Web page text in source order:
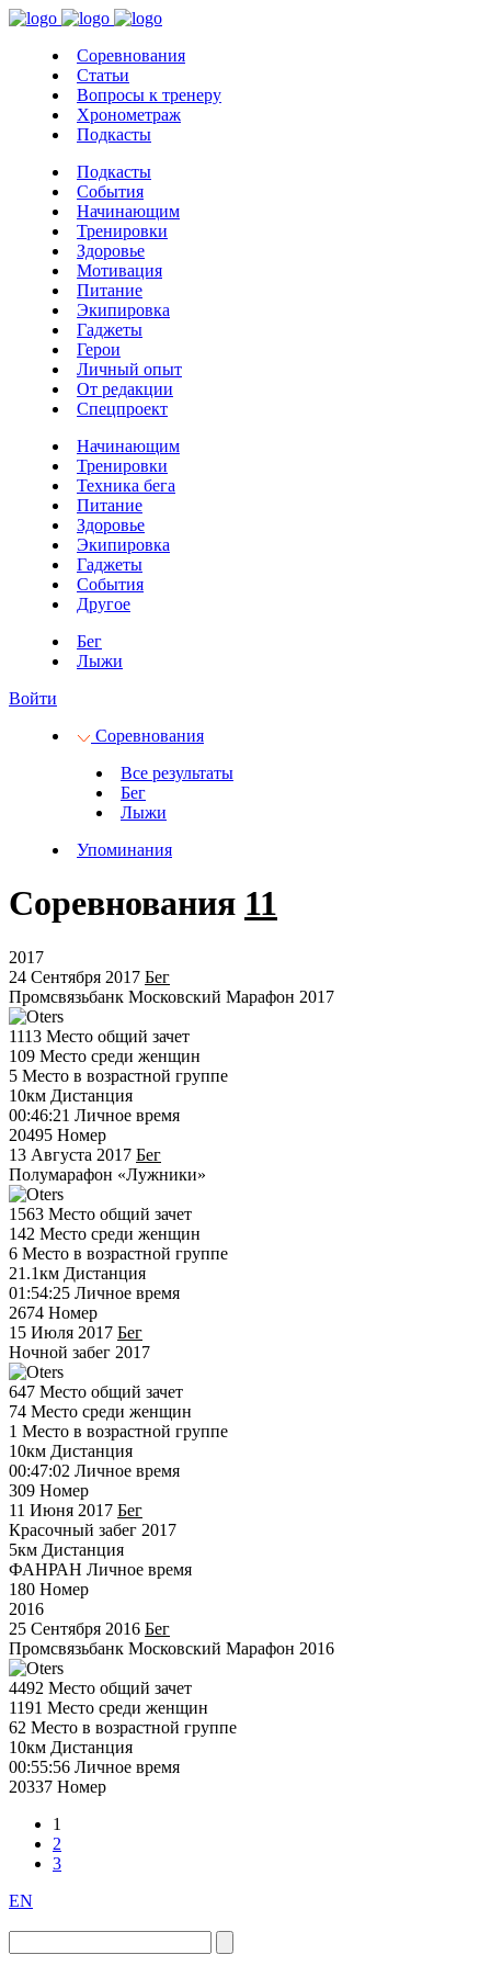
Соревнования
Статьи
Вопросы к тренеру
Хронометраж
Подкасты
Подкасты
События
Начинающим
Тренировки
Здоровье
Мотивация
Питание
Экипировка
Гаджеты
Герои
Личный опыт
От редакции
Спецпроект
Начинающим
Тренировки
Техника бега
Питание
Здоровье
Экипировка
Гаджеты
События
Другое
Бег
Лыжи
Войти
Соревнования
Все результаты
Бег
Лыжи
Упоминания
Соревнования 11
2017
24 Сентября 2017 Бег
Промсвязьбанк Московский Марафон 2017
1113 Место общий зачет
109 Место среди женщин
5 Место в возрастной группе
10км Дистанция
00:46:21 Личное время
20495 Номер
13 Августа 2017 Бег
Полумарафон «Лужники»
1563 Место общий зачет
142 Место среди женщин
6 Место в возрастной группе
21.1км Дистанция
01:54:25 Личное время
2674 Номер
15 Июля 2017 Бег
Ночной забег 2017
647 Место общий зачет
74 Место среди женщин
1 Место в возрастной группе
10км Дистанция
00:47:02 Личное время
309 Номер
11 Июня 2017 Бег
Красочный забег 2017
5км Дистанция
ФАНРАН Личное время
180 Номер
2016
25 Сентября 2016 Бег
Промсвязьбанк Московский Марафон 2016
4492 Место общий зачет
1191 Место среди женщин
62 Место в возрастной группе
10км Дистанция
00:55:56 Личное время
20337 Номер
1
2
3
EN